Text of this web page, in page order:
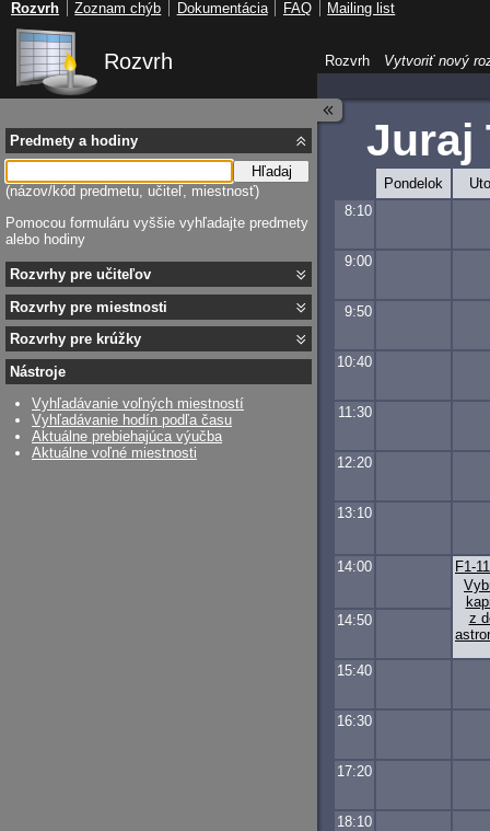
Rozvrh
Juraj
Pondelok
8:10
9:00
9:50
10:40
11:30
12:20
13:10
14:00
z
F1-
14:50
15:40
16:30
17:20
18:10
Predmety a hodiny
Hľadaj
(názov/kód predmetu, učiteľ, miestnosť)
Pomocou formuláru vyššie vyhľadajte predmety
alebo hodiny
Rozvrhy pre učiteľov
Rozvrhy pre miestnosti
Rozvrhy pre krúžky
Nástroje
Vyhľadávanie voľných miestností
Vyhľadávanie hodín podľa času
Aktuálne prebiehajúca výučba
Aktuálne voľné miestnosti
Rozvrh Vytvoriť nový
Rozvrh Zoznam chýb Dokumentácia FAQ Mailing list